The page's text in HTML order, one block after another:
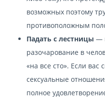
возможных поэтому
противоположным
Падать с лестницы —
разочарование в
«на все сто». Если
сексуальные
полное